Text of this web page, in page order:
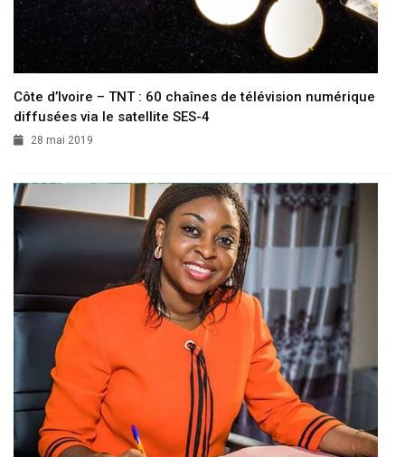
Côte d’Ivoire – TNT : 60 chaînes de télévision numérique
diffusées via le satellite SES-4
28 mai 2019